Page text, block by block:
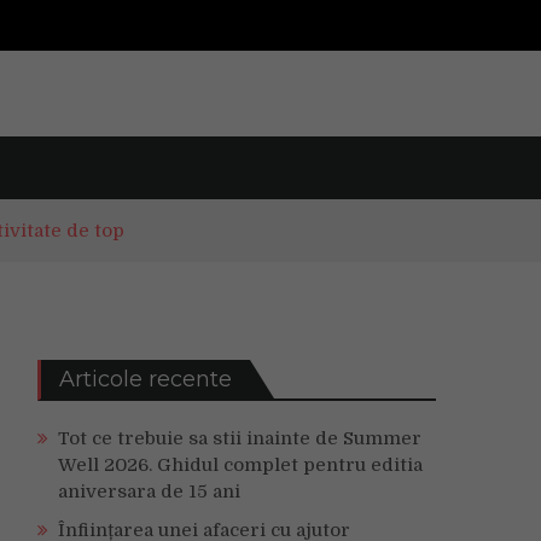
de top
Articole recente
Tot ce trebuie sa stii inainte de Summer
Well 2026. Ghidul complet pentru editia
aniversara de 15 ani
Înființarea unei afaceri cu ajutor